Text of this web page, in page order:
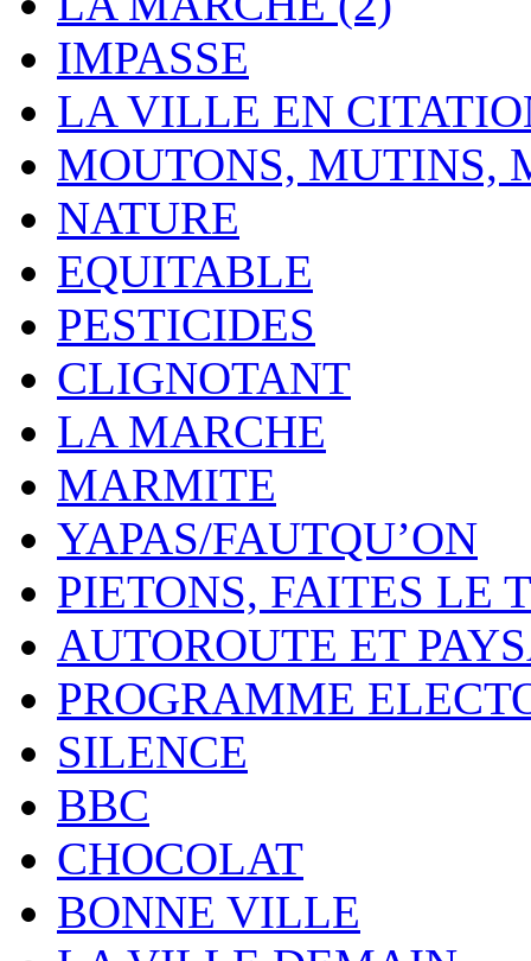
IMPASSE
LA VILLE EN
MOUTONS, MUTINS,
NATURE
EQUITABLE
PESTICIDES
CLIGNOTANT
LA MARCHE
MARMITE
YAPAS/FAUTQU’ON
PIETONS, FAITES LE
AUTOROUTE ET
PROGRAMME
SILENCE
BBC
CHOCOLAT
BONNE VILLE